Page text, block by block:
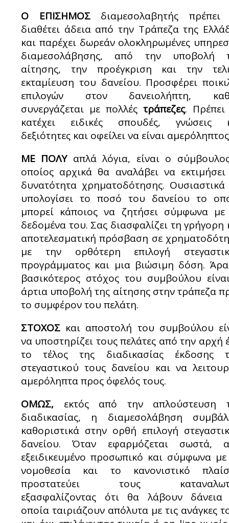
Ο ΕΠΙΣΗΜΟΣδιαμεσολαβητής πρέπει
διαθέτει άδεια από την Τράπεζα της
και παρέχει δωρεάν ολοκληρωμένες
διαμεσολάβησης, από την υποβολή
αίτησης, την προέγκριση και την
εκταμίευση του δανείου. Προσφέρει
επιλογών στον δανειολήπτη,
συνεργάζεται με πολλές τράπεζες.
κατέχει ειδικές σπουδές, γνώσεις
δεξιότητες και οφείλει να είναι
ΜΕ ΠΟΛΥαπλά λόγια, είναι ο
οποίος αρχικά θα αναλάβει να
δυνατότητα χρηματοδότησης.
υπολογίσει το ποσό του δανείου το
μπορεί κάποιος να ζητήσει σύμφωνα
δεδομένα του. Σας διασφαλίζει τη γρήγορη
αποτελεσματική πρόσβαση σε
με την ορθότερη επιλογή
προγράμματος και μια βιώσιμη δόση.
βασικότερος στόχος του συμβούλου
άρτια υποβολή της αίτησης στην τράπεζα
το συμφέρον του πελάτη.
ΣΤΟΧΟΣ και αποστολή του συμβούλου
να υποστηρίζει τους πελάτες από την αρχή
το τέλος της διαδικασίας έκδοσης
στεγαστικού τους δανείου και να
αμερόληπτα προς όφελός τους.
ΟΜΩΣ, εκτός από την απλούστευση
διαδικασίας, η διαμεσολάβηση
καθοριστικά στην ορθή επιλογή
δανείου. Όταν εφαρμόζεται σωστά,
εξειδικευμένο προσωπικό και σύμφωνα
νομοθεσία και το κανονιστικό
προστατεύει τους
εξασφαλίζοντας ότι θα λάβουν δάνεια
οποία ταιριάζουν απόλυτα με τις ανάγκες